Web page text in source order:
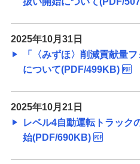
住宅ローン・カードローン
貯める・増やす
預金・NISA・資産運用
学ぶ・考える
生涯学習
2025年10月31日
「〈みずほ〉削減貢献量
について(PDF/499KB)
2025年10月21日
レベル4自動運転トラック
始(PDF/690KB)